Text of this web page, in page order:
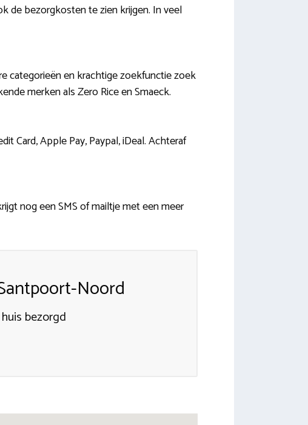
de bezorgkosten te zien krijgen. In veel
categorieën en krachtige zoekfunctie zoek
merken als Zero Rice en Smaeck.
Card, Apple Pay, Paypal, iDeal. Achteraf
nog een SMS of mailtje met een meer
Noord
bezorgd